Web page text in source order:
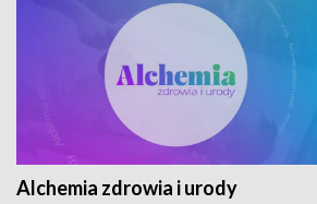
Alchemia zdrowia i urody